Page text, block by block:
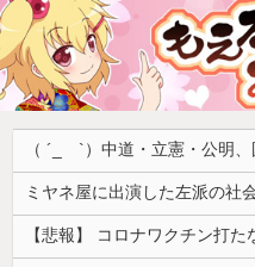
【悲報】 コロナワクチン打た